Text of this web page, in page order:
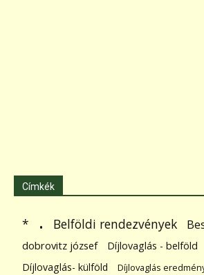
Címkék
* . Belföldi rendezvények
dobrovitz józsef
Díjlovaglás - belföld
Díjlovaglás- külföld
Díjlovaglás